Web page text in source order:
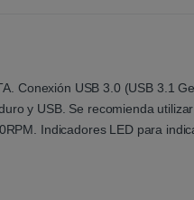
Conexión USB 3.0 (USB 3.1
y USB. Se recomienda
Indicadores LED para